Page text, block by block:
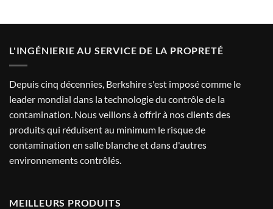
L'INGÉNIERIE AU SERVICE DE LA PROPRETÉ
Depuis cinq décennies, Berkshire s'est imposé comme le
leader mondial dans la technologie du contrôle de la
contamination. Nous veillons à offrir à nos clients des
produits qui réduisent au minimum le risque de
contamination en salle blanche et dans d'autres
environnements contrôlés.
MEILLEURS PRODUITS